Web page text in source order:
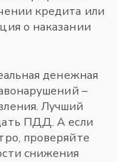
кредита или
о наказании
денежная
–
Лучший
ПДД. А если
проверяйте
снижения